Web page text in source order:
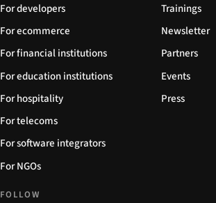
For developers
For ecommerce
For financial institutions
For education institutions
For hospitality
For telecoms
For software integrators
For NGOs
Trainings
Newsletter
Partners
Events
Press
FOLLOW